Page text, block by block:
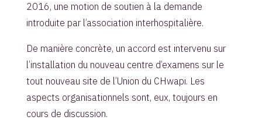
2016, une motion de soutien à la demande
introduite par l’association interhospitalière.
De manière concrète, un accord est intervenu sur
l’installation du nouveau centre d’examens sur le
tout nouveau site de l’Union du CHwapi. Les
aspects organisationnels sont, eux, toujours en
cours de discussion.